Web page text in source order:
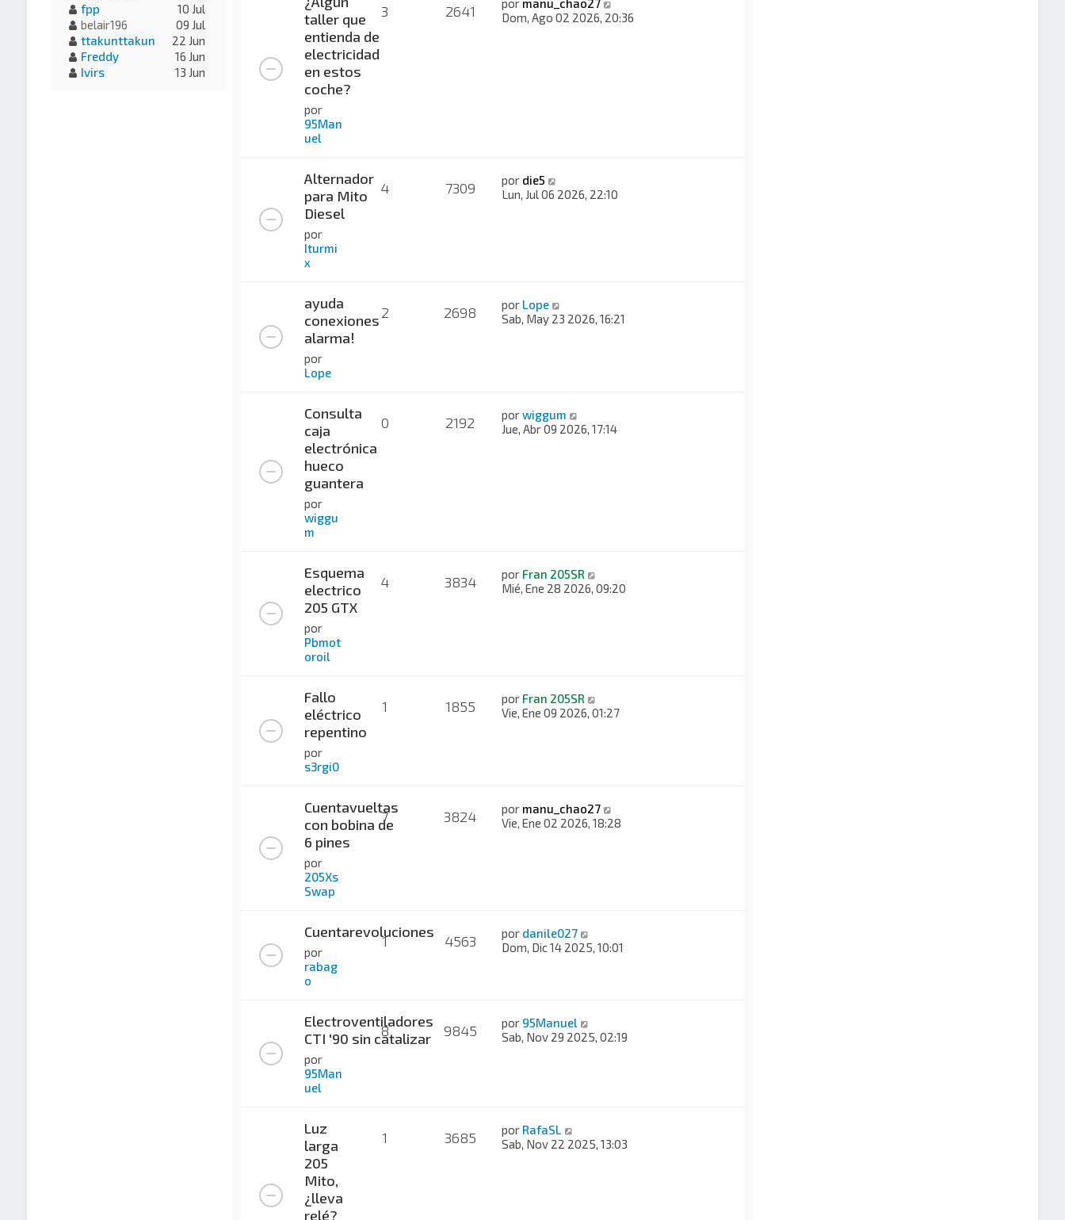
taller que
entienda de
electricidad
en estos
coche?
por
95Man
uel
3 2641
Dom, Ago 02 2026, 20:36
Alternador
para Mito
Diesel
por
Iturmi
x
4 7309 por die5
Lun, Jul 06 2026, 22:10
ayuda
conexiones
alarma!
por
Lope
2 2698 por Lope
Sab, May 23 2026, 16:21
Consulta
caja
electrónica
hueco
guantera
por
wiggu
m
0 2192 porwiggum
Jue, Abr 09 2026, 17:14
Esquema
electrico
205 GTX
por
Pbmot
oroil
4 3834 por Fran 205SR
Mié, Ene 28 2026, 09:20
Fallo
eléctrico
repentino
por
s3rgi0
1 1855 por Fran 205SR
Vie, Ene 09 2026, 01:27
Cuentavueltas
con bobina de
6 pines
por
205Xs
Swap
7 3824 por manu_chao27
Vie, Ene 02 2026, 18:28
Cuentarevoluciones
por
rabag
o
1 4563 por danile027
Dom, Dic 14 2025, 10:01
Electroventiladores
CTI '90 sin catalizar
por
95Man
uel
8 9845 por 95Manuel
Sab, Nov 29 2025, 02:19
Luz
larga
205
Mito,
¿lleva
relé?
1 3685 por RafaSL
Sab, Nov 22 2025, 13:03
fpp
10 Jul
belair196
09 Jul
ttakunttakun
22 Jun
Freddy
16 Jun
Ivirs
13 Jun